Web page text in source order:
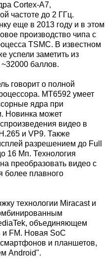
Cortex-A7,
частоте до 2 ГГц.
еще в 2013 году и в этом
производство чипа с
TSMC. В известном
успели заметить из
баллов.
говорит о полной
MT6592 умеет
ядра при
Новинка может
видео в
и VP9. Также
разрешением до Full
16 Мп. Технология
преобразовать видео с
более плавного
технологии Miracast и
объединяющем
и FM. Новая SoC
и планшетов,
Android".